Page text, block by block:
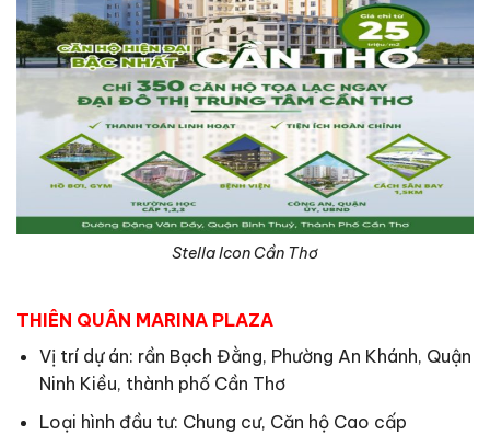
Stella Icon Cần Thơ
THIÊN QUÂN MARINA PLAZA
Vị trí dự án: rần Bạch Đằng, Phường An Khánh, Quận
Ninh Kiều, thành phố Cần Thơ
Loại hình đầu tư: Chung cư, Căn hộ Cao cấp